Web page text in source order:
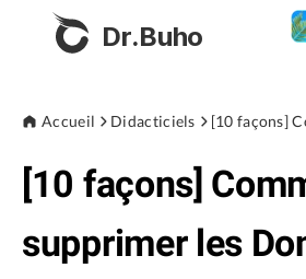
Dr.Buho
Produits
BuhoCleaner
BuhoUnlocker
Boutique
Accueil Didacticiels
[10 façons]
supprimer les